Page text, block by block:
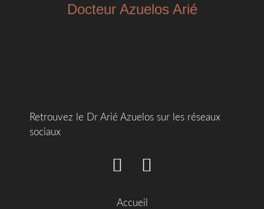
Docteur Azuelos Arié
Retrouvez le Dr Arié Azuelos sur les réseaux
sociaux
Accueil